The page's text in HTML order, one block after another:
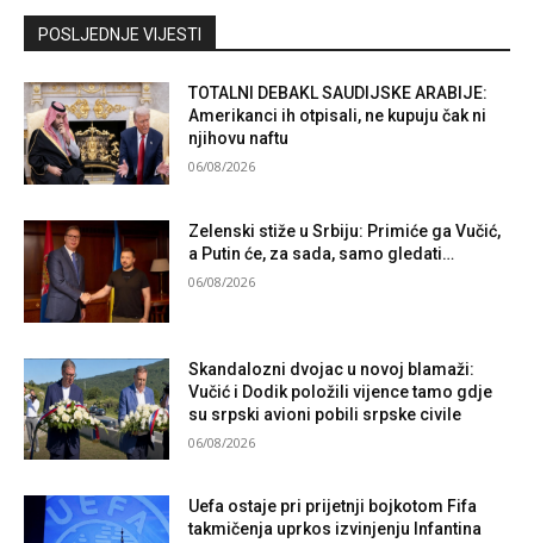
Kontaktirajte nas
POSLJEDNJE VIJESTI
TOTALNI DEBAKL SAUDIJSKE ARABIJE:
Amerikanci ih otpisali, ne kupuju čak ni
njihovu naftu
06/08/2026
Zelenski stiže u Srbiju: Primiće ga Vučić,
a Putin će, za sada, samo gledati…
06/08/2026
Skandalozni dvojac u novoj blamaži:
Vučić i Dodik položili vijence tamo gdje
su srpski avioni pobili srpske civile
06/08/2026
Uefa ostaje pri prijetnji bojkotom Fifa
takmičenja uprkos izvinjenju Infantina